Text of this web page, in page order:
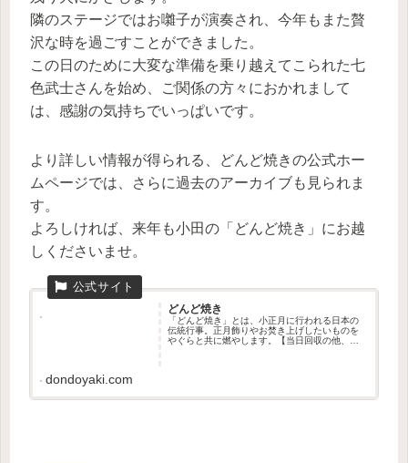
隣のステージではお囃子が演奏され、今年もまた贅
沢な時を過ごすことができました。
この日のために大変な準備を乗り越えてこられた七
色武士さんを始め、ご関係の方々におかれまして
は、感謝の気持ちでいっぱいです。
より詳しい情報が得られる、どんど焼きの公式ホー
ムページでは、さらに過去のアーカイブも見られま
す。
よろしければ、来年も小田の「どんど焼き」にお越
しくださいませ。
どんど焼き
「どんど焼き」とは、小正月に行われる日本の
伝統行事。正月飾りやお焚き上げしたいものを
やぐらと共に燃やします。【当日回収の他、品
dondoyaki.com